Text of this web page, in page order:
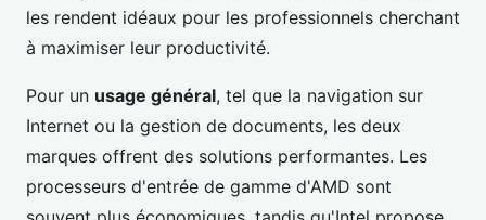
les rendent idéaux pour les professionnels cherchant
à maximiser leur productivité.
Pour un usage général, tel que la navigation sur
Internet ou la gestion de documents, les deux
marques offrent des solutions performantes. Les
processeurs d'entrée de gamme d'AMD sont